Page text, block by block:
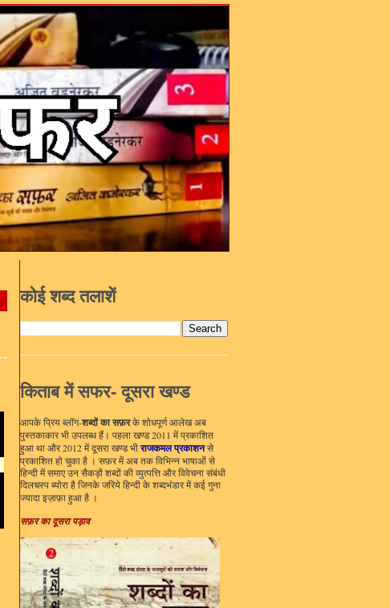
कोई शब्द तलाशें
किताब में सफर- दूसरा खण्ड
आपके प्रिय ब्लॉग-शब्दों का सफ़रके शोधपूर्ण आलेख अब
पुस्तकाकार भी उपलब्ध हैं। पहला खण्ड 2011 में प्रकाशित
हुआ था और 2012 में दूसरा खण्ड भीराजकमल प्रकाशनसे
प्रकाशित हो चुका है । सफ़र में अब तक विभिन्न भाषाओं से
हिन्दी में समाए उन सैकड़ों शब्दों की व्युत्पत्ति और विवेचना संबंधी
दिलचस्प ब्योरा है जिनके जरिये हिन्दी के शब्दभंडार में कई गुना
ज्यादा इज़ाफ़ा हुआ है ।
सफ़र का दूसरा पड़ाव